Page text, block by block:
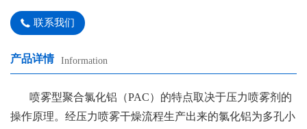
联系我们
产品详情 Information
喷雾型聚合氯化铝（PAC）的特点取决于压力喷雾剂的
操作原理。经压力喷雾干燥流程生产出来的氯化铝为多孔小